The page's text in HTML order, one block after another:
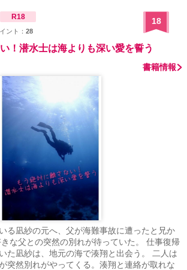
R18
ント： 28
18
！潜水士は海よりも深い愛を誓う
書籍情報
る凪紗の元へ、父が海難事故に遭ったと兄か
な父との突然の別れが待っていた。 仕事復帰
た凪紗は、地元の海で湊翔と出会う。 二人は
突然別れがやってくる。湊翔と連絡が取れな